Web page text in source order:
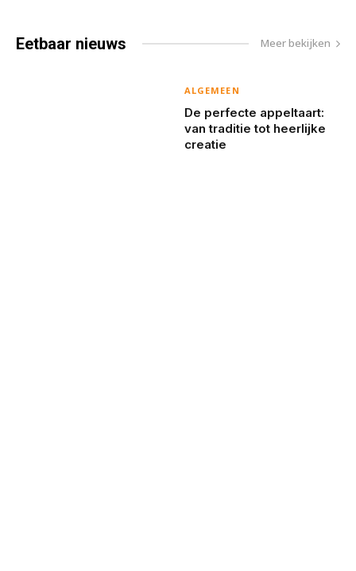
Eetbaar nieuws Meer bekijken
ALGEMEEN
De perfecte appeltaart:
van traditie tot heerlijke
creatie